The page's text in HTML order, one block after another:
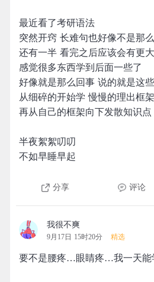
最近看了考研语法
突然开窍 长难句也好像不是那
还有一半 看完之后应该会有更
感觉很多东西学到后面一些了
好像就是那么回事 说的就是这
从细碎的开始学 慢慢的理出框架
再从自己的框架向下发散知识点
半夜絮絮叨叨
不如早睡早起
分享 评论
我很不爽
9月17日 15时20分 精选
要不是腰疼…眼睛疼…我一天能